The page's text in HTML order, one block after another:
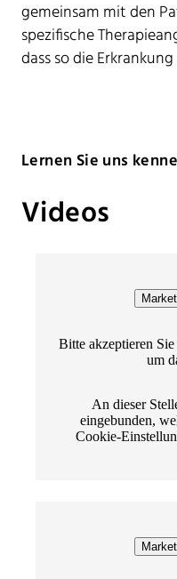
gemeinsam mit den
spezifische
dass so die
Lernen Sie uns
Videos
An dieser
eingebunden,
Cookie-
Bitte akzeptieren
um